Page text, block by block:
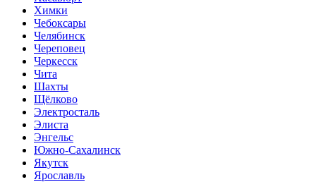
Химки
Чебоксары
Челябинск
Череповец
Черкесск
Чита
Шахты
Щёлково
Электросталь
Элиста
Энгельс
Южно-Сахалинск
Якутск
Ярославль